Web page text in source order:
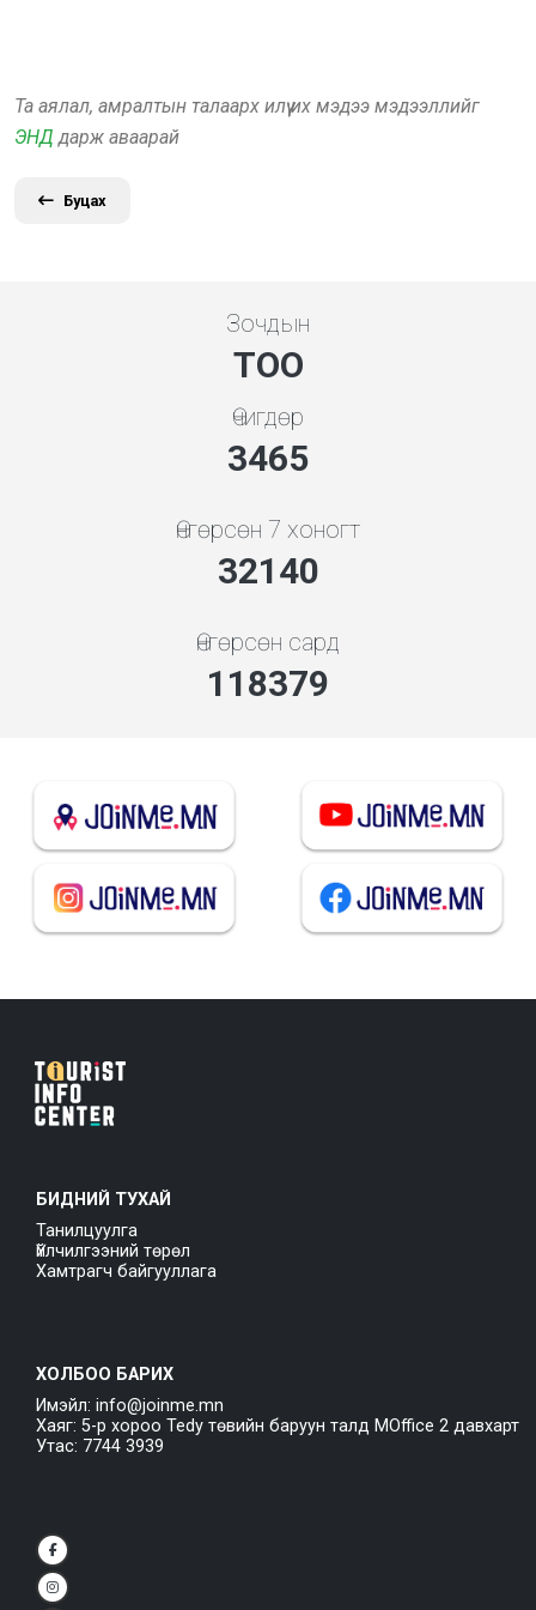
Та аялал, амралтын талаарх илүү их мэдээ мэдээллийг
ЭНД дарж аваарай
Буцах
Зочдын
ТОО
Өчигдөр
3865
Өнгөрсөн 7 хоногт
35849
Өнгөрсөн сард
132038
БИДНИЙ ТУХАЙ
Танилцуулга
Үйлчилгээний төрөл
Хамтрагч байгууллага
ХОЛБОО БАРИХ
Имэйл: info@joinme.mn
Хаяг: 5-р хороо Tedy төвийн баруун талд MOffice 2 давхарт
Утас: 7744 3939